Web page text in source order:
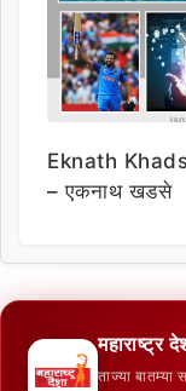
Eknath
– एकनाथ खडसे
महाराष्ट्र
ताज्या